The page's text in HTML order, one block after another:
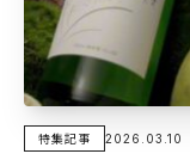
特集記事 2026.03.10